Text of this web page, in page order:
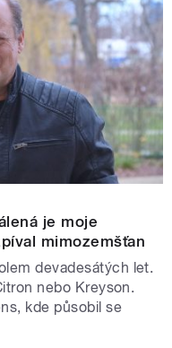
je moje
mimozemšťan
devadesátých let.
nebo Kreyson.
kde působil se